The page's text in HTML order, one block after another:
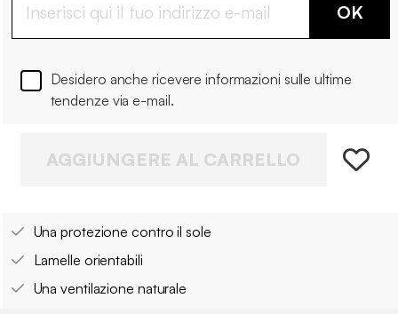
OK
Desidero anche ricevere informazioni sulle ultime
tendenze via e-mail.
AGGIUNGERE AL CARRELLO
Una protezione contro il sole
Lamelle orientabili
Una ventilazione naturale